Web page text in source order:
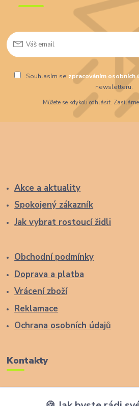
Souhlasím se zpracováním osobních
newsletteru.
Můžete se kdykoli odhlásit.
Akce a aktuality
Spokojený zákazník
Jak vybrat rostoucí židli
Obchodní podmínky
Doprava a platba
Vrácení zboží
Reklamace
Ochrana osobních údajů
Kontakty